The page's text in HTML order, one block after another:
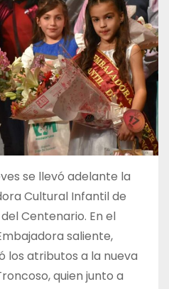
se llevó adelante la
Cultural Infantil de
Centenario. En el
saliente,
los atributos a la nueva
quien junto a